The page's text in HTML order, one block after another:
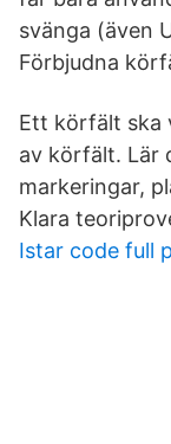
svänga (även
Förbjudna
Ett körfält ska
av körfält. Lär
markeringar,
Klara
Istar code full